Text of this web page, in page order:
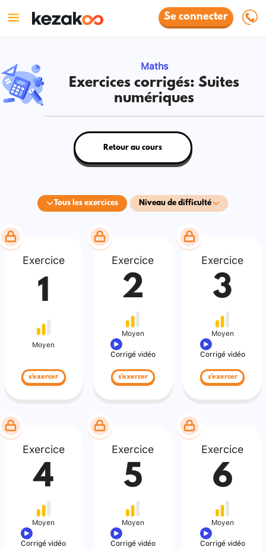
Se connecter
Maths
Exercices corrigés: Suites
numériques
Tous les exercices Niveau de difficulté
Retour au cours
Exercice
1
Moyen
s'exercer
Exercice
2
Moyen
Corrigé vidéo
s'exercer
Exercice
3
Moyen
Corrigé vidéo
s'exercer
Exercice
4
Moyen
Corrigé vidéo
Exercice
5
Moyen
Corrigé vidéo
Exercice
6
Moyen
Corrigé vidéo